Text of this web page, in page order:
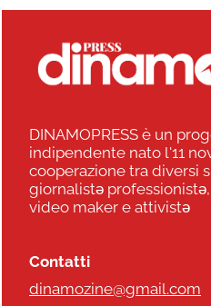
DINAMOPRESS è un
indipendente nato l'11
cooperazione tra diversi
giornalistə
video maker e attivistə
Contatti
dinamozine@gmail.com